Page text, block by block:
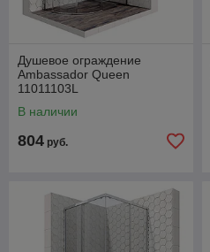
Душевое ограждение
Ambassador Queen
11011103L
В наличии
804 руб.